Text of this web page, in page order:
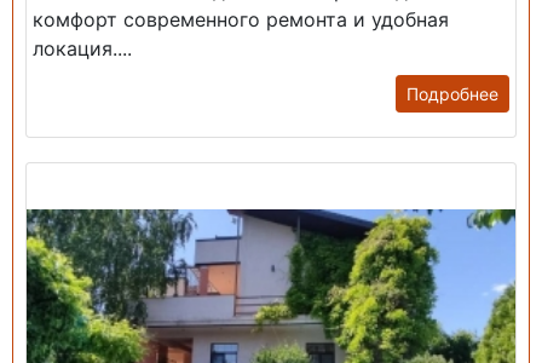
комфорт современного ремонта и удобная
локация....
Подробнее